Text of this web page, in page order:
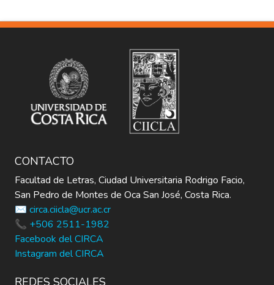
CONTACTO
Facultad de Letras, Ciudad Universitaria Rodrigo Facio,
San Pedro de Montes de Oca San José, Costa Rica.
✉️ circa.ciicla@ucr.ac.cr
📞 +506 2511-1982
Facebook del CIRCA
Instagram del CIRCA
REDES SOCIALES